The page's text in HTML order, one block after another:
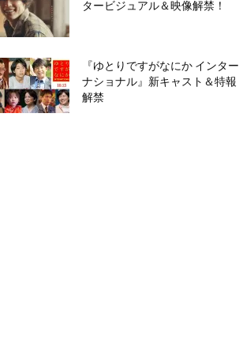
タービジュアル＆映像解禁！
『ゆとりですがなにか インター
ナショナル』新キャスト＆特報
解禁